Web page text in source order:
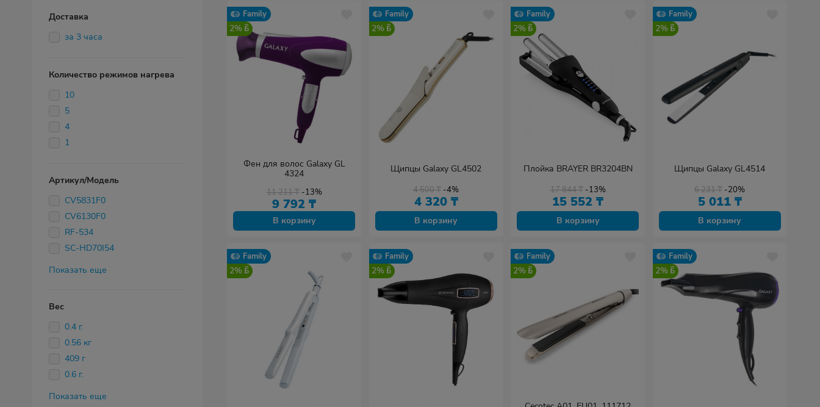
Доставка
за 3 часа
Количество режимов нагрева
10
5
4
1
Артикул/Модель
CV5831F0
CV6130F0
RF-534
SC-HD70I54
Показать еще
Вес
0.4 г.
0.56 кг
409 г
0.6 г.
Показать еще
Family
2%
Фен для волос Galaxy GL
4324
11 211₸ -13%
9 792 ₸
В корзину
Family
2%
Щипцы Galaxy GL4502
4 500₸ -4%
4 320 ₸
В корзину
Family
2%
Плойка BRAYER BR3204BN
17 844₸ -13%
15 552 ₸
В корзину
Family
2%
Щипцы Galaxy GL4514
6 231₸ -20%
5 011 ₸
В корзину
Family
2%
Family
2%
Family
2%
Family
2%